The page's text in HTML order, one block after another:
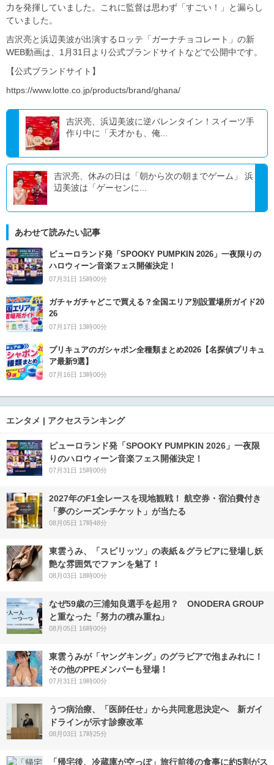
力を発揮していました。これに監督は思わず「すごい！」と漏らし
ていました。
吉沢亮と浜辺美波が出演するロッテ「ガーナチョコレート」の新
WEB動画は、1月31日より公式ブランドサイトなどで公開中です。
【公式ブランドサイト】
https://www.lotte.co.jp/products/brand/ghana/
吉沢亮、浜辺美波に逆バレンタイン！スイーツ手
作り中に「天才かも、俺...
吉沢亮、休みの日は「朝から次の朝までゲーム」 浜
辺美波は「ゲーセンに...
あわせて読みたい記事
ピューロランド発「SPOOKY PUMPKIN 2026」一夜限りの
ハロウィーン音楽フェス開催決定！
07月31日 15時00分
ガチャガチャどこで買える？全国エリア別設置場所ガイド20
26
07月17日 13時00分
プリキュアのガシャポン全種類まとめ2026【名探偵プリキュ
ア最新9選】
07月16日 13時00分
エンタメ | アクセスランキング
ピューロランド発「SPOOKY PUMPKIN 2026」一夜限
りのハロウィーン音楽フェス開催決定！
07月31日 15時00分
2027年のF1全レースを現地観戦！ 航空券・宿泊費付き
「夢のシーズンチケット」が当たる
08月05日 17時48分
東雲うみ、「スピリッツ」の表紙＆グラビアに登場し妖
艶な雰囲気でファンを魅了！
08月03日 18時00分
なぜ59歳の三浦知良選手を起用？ ONODERA GROUP
と重なった「努力の積み重ね」
08月05日 16時00分
東雲うみが「ヤングキング」のグラビアで泡まみれに！
その他のPPEメンバーも登場！
07月31日 19時00分
うつ病治療、「医師任せ」から共同意思決定へ 新ガイ
ドラインが示す診療改革
08月03日 17時25分
「帰宅後、冷蔵庫が空っぽ」旅行前後の食事に約5割がス